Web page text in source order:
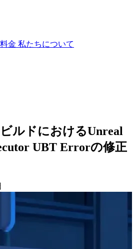
料金 私たちについて
ルドにおけるUnreal
UBT Errorの修正